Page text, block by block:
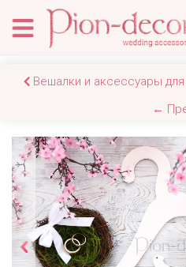
Вешалки и аксессуары для
←